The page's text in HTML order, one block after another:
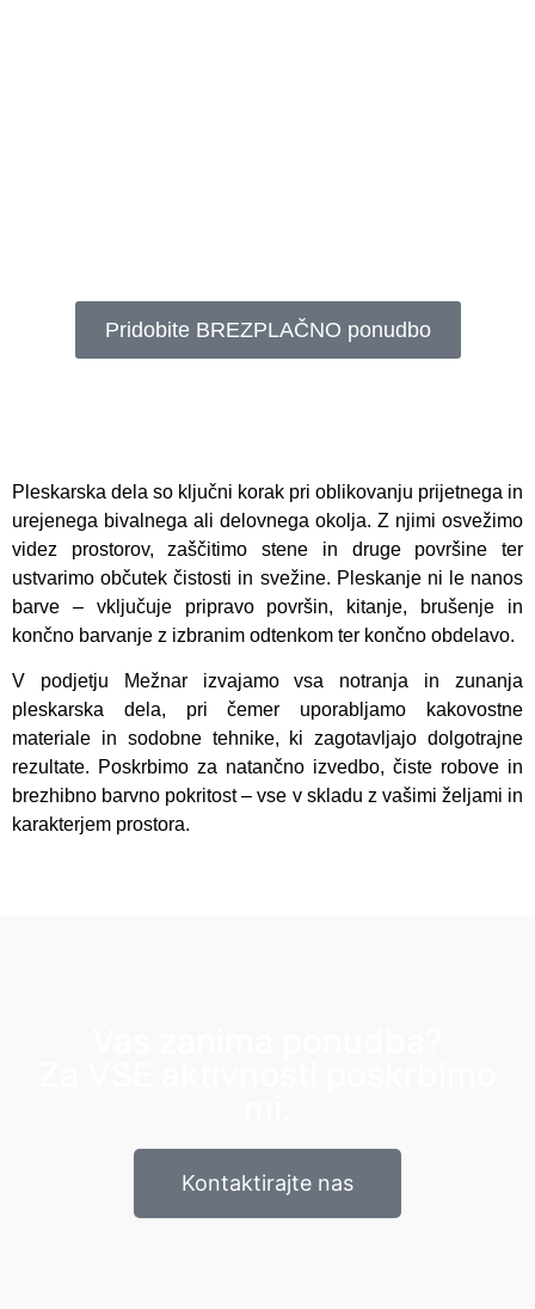
Pridobite BREZPLAČNO ponudbo
Pleskarska dela so ključni korak pri oblikovanju prijetnega in
urejenega bivalnega ali delovnega okolja. Z njimi osvežimo
videz prostorov, zaščitimo stene in druge površine ter
ustvarimo občutek čistosti in svežine. Pleskanje ni le nanos
barve – vključuje pripravo površin, kitanje, brušenje in
končno barvanje z izbranim odtenkom ter končno obdelavo.
V podjetju Mežnar izvajamo vsa notranja in zunanja
pleskarska dela, pri čemer uporabljamo kakovostne
materiale in sodobne tehnike, ki zagotavljajo dolgotrajne
rezultate. Poskrbimo za natančno izvedbo, čiste robove in
brezhibno barvno pokritost – vse v skladu z vašimi željami in
karakterjem prostora.
Kontaktirajte nas